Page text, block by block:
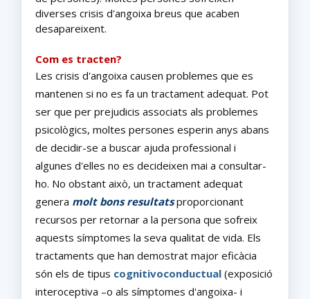
diverses crisis d'angoixa breus que acaben
desapareixent.
Com es tracten?
Les crisis d'angoixa causen problemes que es
mantenen si no es fa un tractament adequat. Pot
ser que per prejudicis associats als problemes
psicològics, moltes persones esperin anys abans
de decidir-se a buscar ajuda professional i
algunes d'elles no es decideixen mai a consultar-
ho. No obstant això, un tractament adequat
genera molt bons resultatsproporcionant
recursos per retornar a la persona que sofreix
aquests símptomes la seva qualitat de vida. Els
tractaments que han demostrat major eficàcia
són els de tipus cognitivoconductual (exposició
interoceptiva –o als símptomes d'angoixa- i